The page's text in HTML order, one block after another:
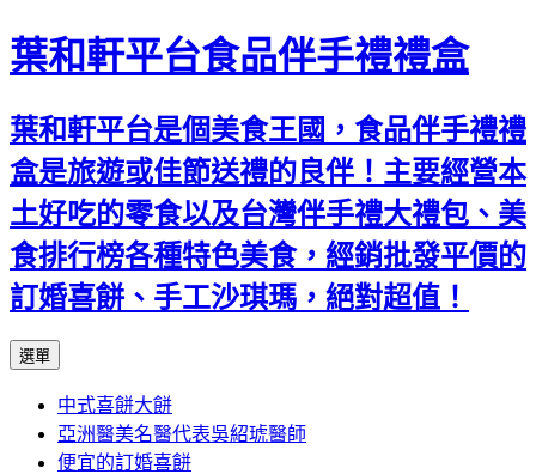
葉和軒平台食品伴手禮禮盒
葉和軒平台是個美食王國，食品伴手禮禮
盒是旅遊或佳節送禮的良伴！主要經營本
土好吃的零食以及台灣伴手禮大禮包、美
食排行榜各種特色美食，經銷批發平價的
訂婚喜餅、手工沙琪瑪，絕對超值！
選單
內
容
中式喜餅大餅
亞洲醫美名醫代表吳紹琥醫師
便宜的訂婚喜餅